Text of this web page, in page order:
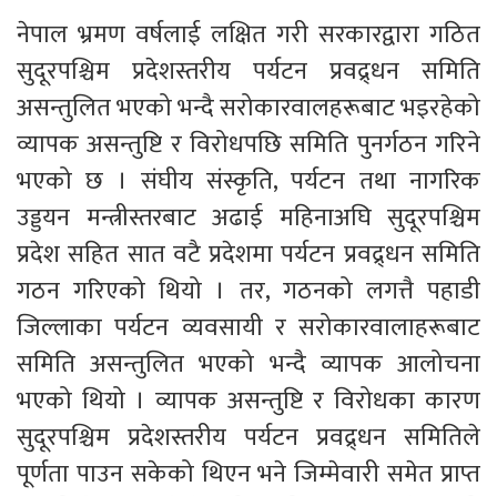
नेपाल भ्रमण वर्षलाई लक्षित गरी सरकारद्वारा गठित
सुदूरपश्चिम प्रदेशस्तरीय पर्यटन प्रवद्र्धन समिति
असन्तुलित भएको भन्दै सरोकारवालहरूबाट भइरहेको
व्यापक असन्तुष्टि र विरोधपछि समिति पुनर्गठन गरिने
भएको छ । संघीय संस्कृति, पर्यटन तथा नागरिक
उड्डयन मन्त्रीस्तरबाट अढाई महिनाअघि सुदूरपश्चिम
प्रदेश सहित सात वटै प्रदेशमा पर्यटन प्रवद्र्धन समिति
गठन गरिएको थियो । तर, गठनको लगत्तै पहाडी
जिल्लाका पर्यटन व्यवसायी र सरोकारवालाहरूबाट
समिति असन्तुलित भएको भन्दै व्यापक आलोचना
भएको थियो । व्यापक असन्तुष्टि र विरोधका कारण
सुदूरपश्चिम प्रदेशस्तरीय पर्यटन प्रवद्र्धन समितिले
पूर्णता पाउन सकेको थिएन भने जिम्मेवारी समेत प्राप्त